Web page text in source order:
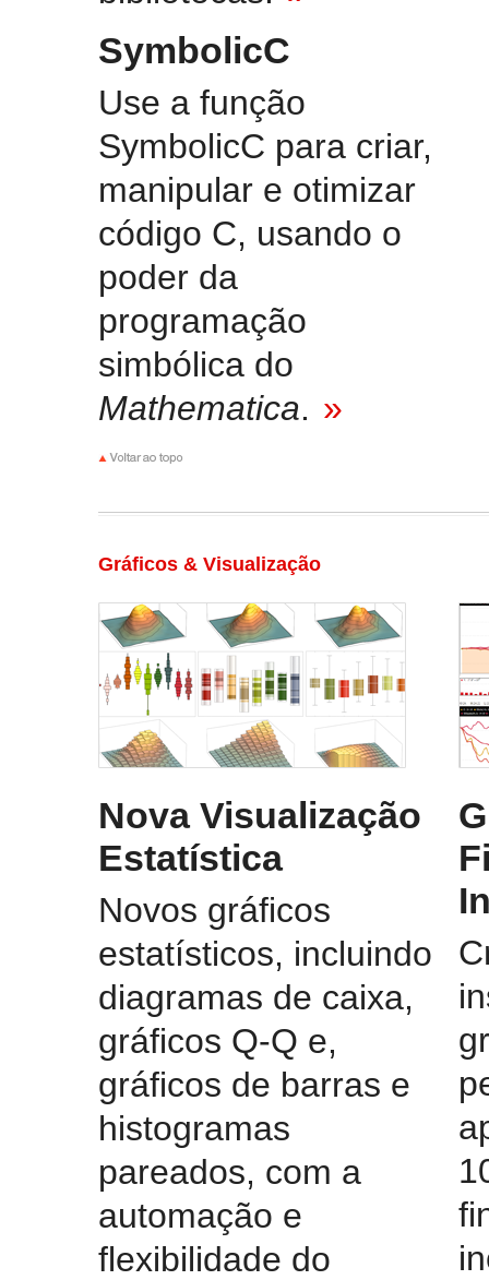
SymbolicC
Use a função
SymbolicC para criar,
manipular e otimizar
código C, usando o
poder da
programação
simbólica do
Mathematica. »
Gráficos & Visualização
Nova Visualização
Estatística
Novos gráficos
estatísticos, incluindo
diagramas de caixa,
gráficos Q-Q e,
gráficos de barras e
histogramas
pareados, com a
automação e
flexibilidade do